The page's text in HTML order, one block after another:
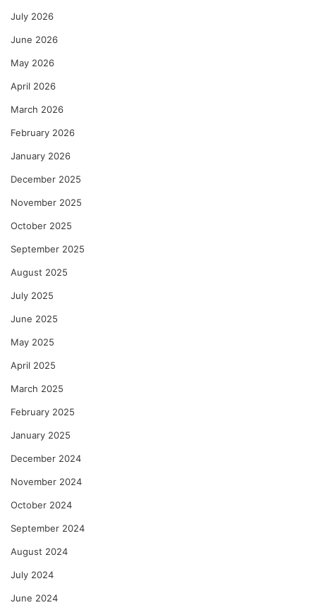
July 2026
June 2026
May 2026
April 2026
March 2026
February 2026
January 2026
December 2025
November 2025
October 2025
September 2025
August 2025
July 2025
June 2025
May 2025
April 2025
March 2025
February 2025
January 2025
December 2024
November 2024
October 2024
September 2024
August 2024
July 2024
June 2024